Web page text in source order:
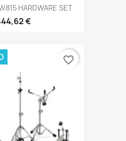
HARDWARE SET
€
favorite_border